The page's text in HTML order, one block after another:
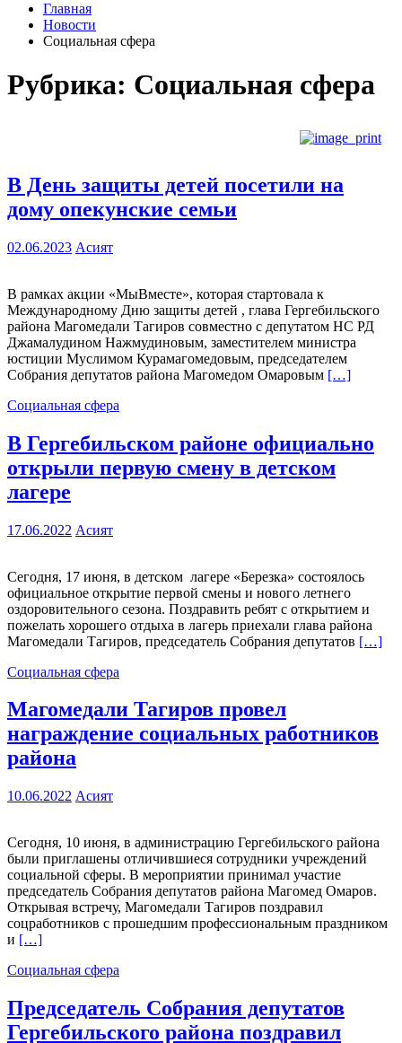
Главная
Новости
Социальная сфера
Рубрика: Социальная сфера
В День защиты детей посетили на
дому опекунские семьи
02.06.2023 Асият
В рамках акции «МыВместе», которая стартовала к
Международному Дню защиты детей , глава Гергебильского
района Магомедали Тагиров совместно с депутатом НС РД
Джамалудином Нажмудиновым, заместителем министра
юстиции Муслимом Курамагомедовым, председателем
Собрания депутатов района Магомедом Омаровым […]
Социальная сфера
В Гергебильском районе официально
открыли первую смену в детском
лагере
17.06.2022 Асият
Сегодня, 17 июня, в детском лагере «Березка» состоялось
официальное открытие первой смены и нового летнего
оздоровительного сезона. Поздравить ребят с открытием и
пожелать хорошего отдыха в лагерь приехали глава района
Магомедали Тагиров, председатель Собрания депутатов […]
Социальная сфера
Магомедали Тагиров провел
награждение социальных работников
района
10.06.2022 Асият
Сегодня, 10 июня, в администрацию Гергебильского района
были приглашены отличившиеся сотрудники учреждений
социальной сферы. В мероприятии принимал участие
председатель Собрания депутатов района Магомед Омаров.
Открывая встречу, Магомедали Тагиров поздравил
соцработников с прошедшим профессиональным праздником
и […]
Социальная сфера
Председатель Собрания депутатов
Гергебильского района поздравил